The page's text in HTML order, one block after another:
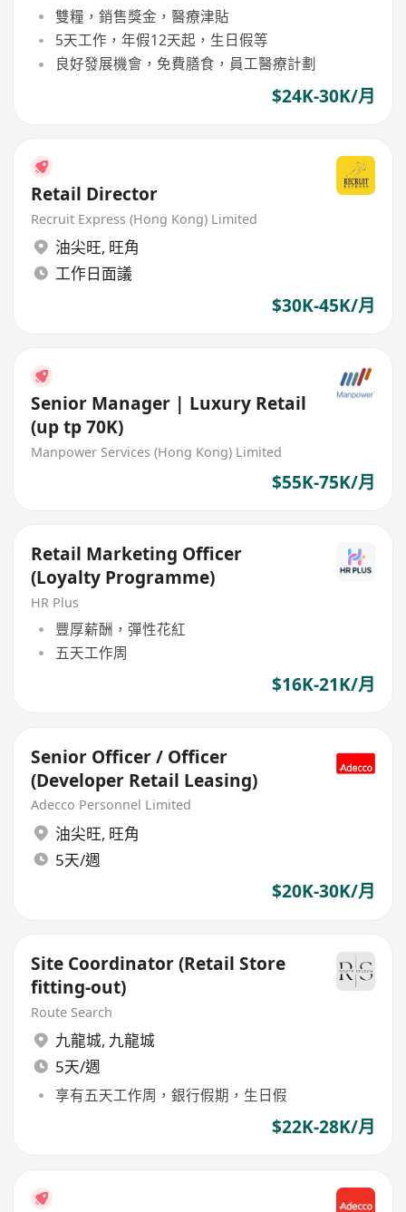
雙糧，銷售獎金，醫療津貼
5天工作，年假12天起，生日假等
良好發展機會，免費膳食，員工醫療計劃
$24K-30K/月
Retail Director
Recruit Express (Hong Kong) Limited
油尖旺, 旺角
工作日面議
$30K-45K/月
Senior Manager | Luxury Retail
(up tp 70K)
Manpower Services (Hong Kong) Limited
$55K-75K/月
Retail Marketing Officer
(Loyalty Programme)
HR Plus
豐厚薪酬，彈性花紅
五天工作周
$16K-21K/月
Senior Officer / Officer
(Developer Retail Leasing)
Adecco Personnel Limited
油尖旺, 旺角
5天/週
$20K-30K/月
Site Coordinator (Retail Store
fitting-out)
Route Search
九龍城, 九龍城
5天/週
享有五天工作周，銀行假期，生日假
$22K-28K/月